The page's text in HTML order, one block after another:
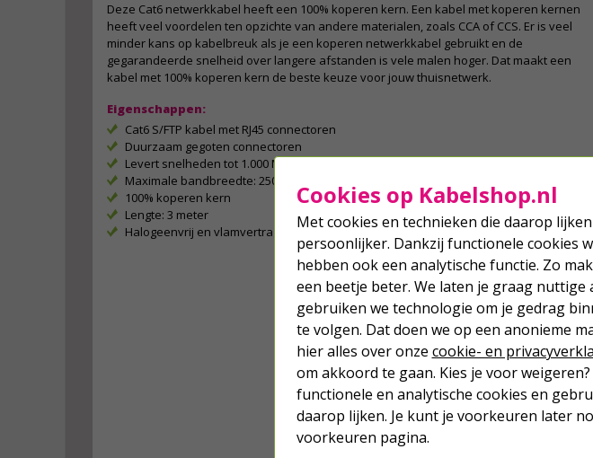
Deze Cat6 netwerkkabel heeft een 100% koperen kern. Een kabel met koperen kernen
heeft veel voordelen ten opzichte van andere materialen, zoals CCA of CCS. Er is veel
minder kans op kabelbreuk als je een koperen netwerkkabel gebruikt en de
gegarandeerde snelheid over langere afstanden is vele malen hoger. Dat maakt een
kabel met 100% koperen kern de beste keuze voor jouw thuisnetwerk.
Eigenschappen:
Cat6 S/FTP kabel met RJ45 connectoren
Duurzaam gegoten connectoren
Levert snelheden tot 1.000 Mbps
Maximale bandbreedte: 250 MHz
100% koperen kern
Lengte: 3 meter
Halogeenvrij en vlamvertragend (LSZH)
Cookies op Kabelshop.nl
Met cookies en technieken die daarop
persoonlijker. Dankzij functionele cookies
hebben ook een analytische functie. Zo
een beetje beter. We laten je graag nuttige
gebruiken we technologie om je gedrag
te volgen. Dat doen we op een anonieme
hier alles over onze cookie- en
om akkoord te gaan. Kies je voor
functionele en analytische cookies en
daarop lijken. Je kunt je voorkeuren later
voorkeuren pagina.